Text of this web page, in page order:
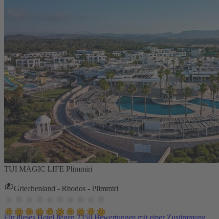
TUI MAGIC LIFE Plimmiri
Griechenland - Rhodos - Plimmiri
Für dieses Hotel liegen 2350 Bewertungen mit einer Zustimmung